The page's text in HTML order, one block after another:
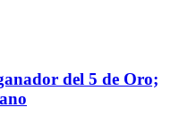
del 5 de Oro;